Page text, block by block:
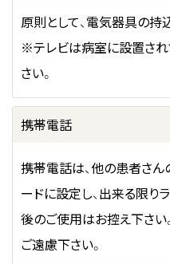
原則として、電気器具の持
※テレビは病室に設置さ
さい。
携帯電話
携帯電話は、他の患者さ
ードに設定し、出来る限り
後のご使用はお控え下さい
ご遠慮下さい。